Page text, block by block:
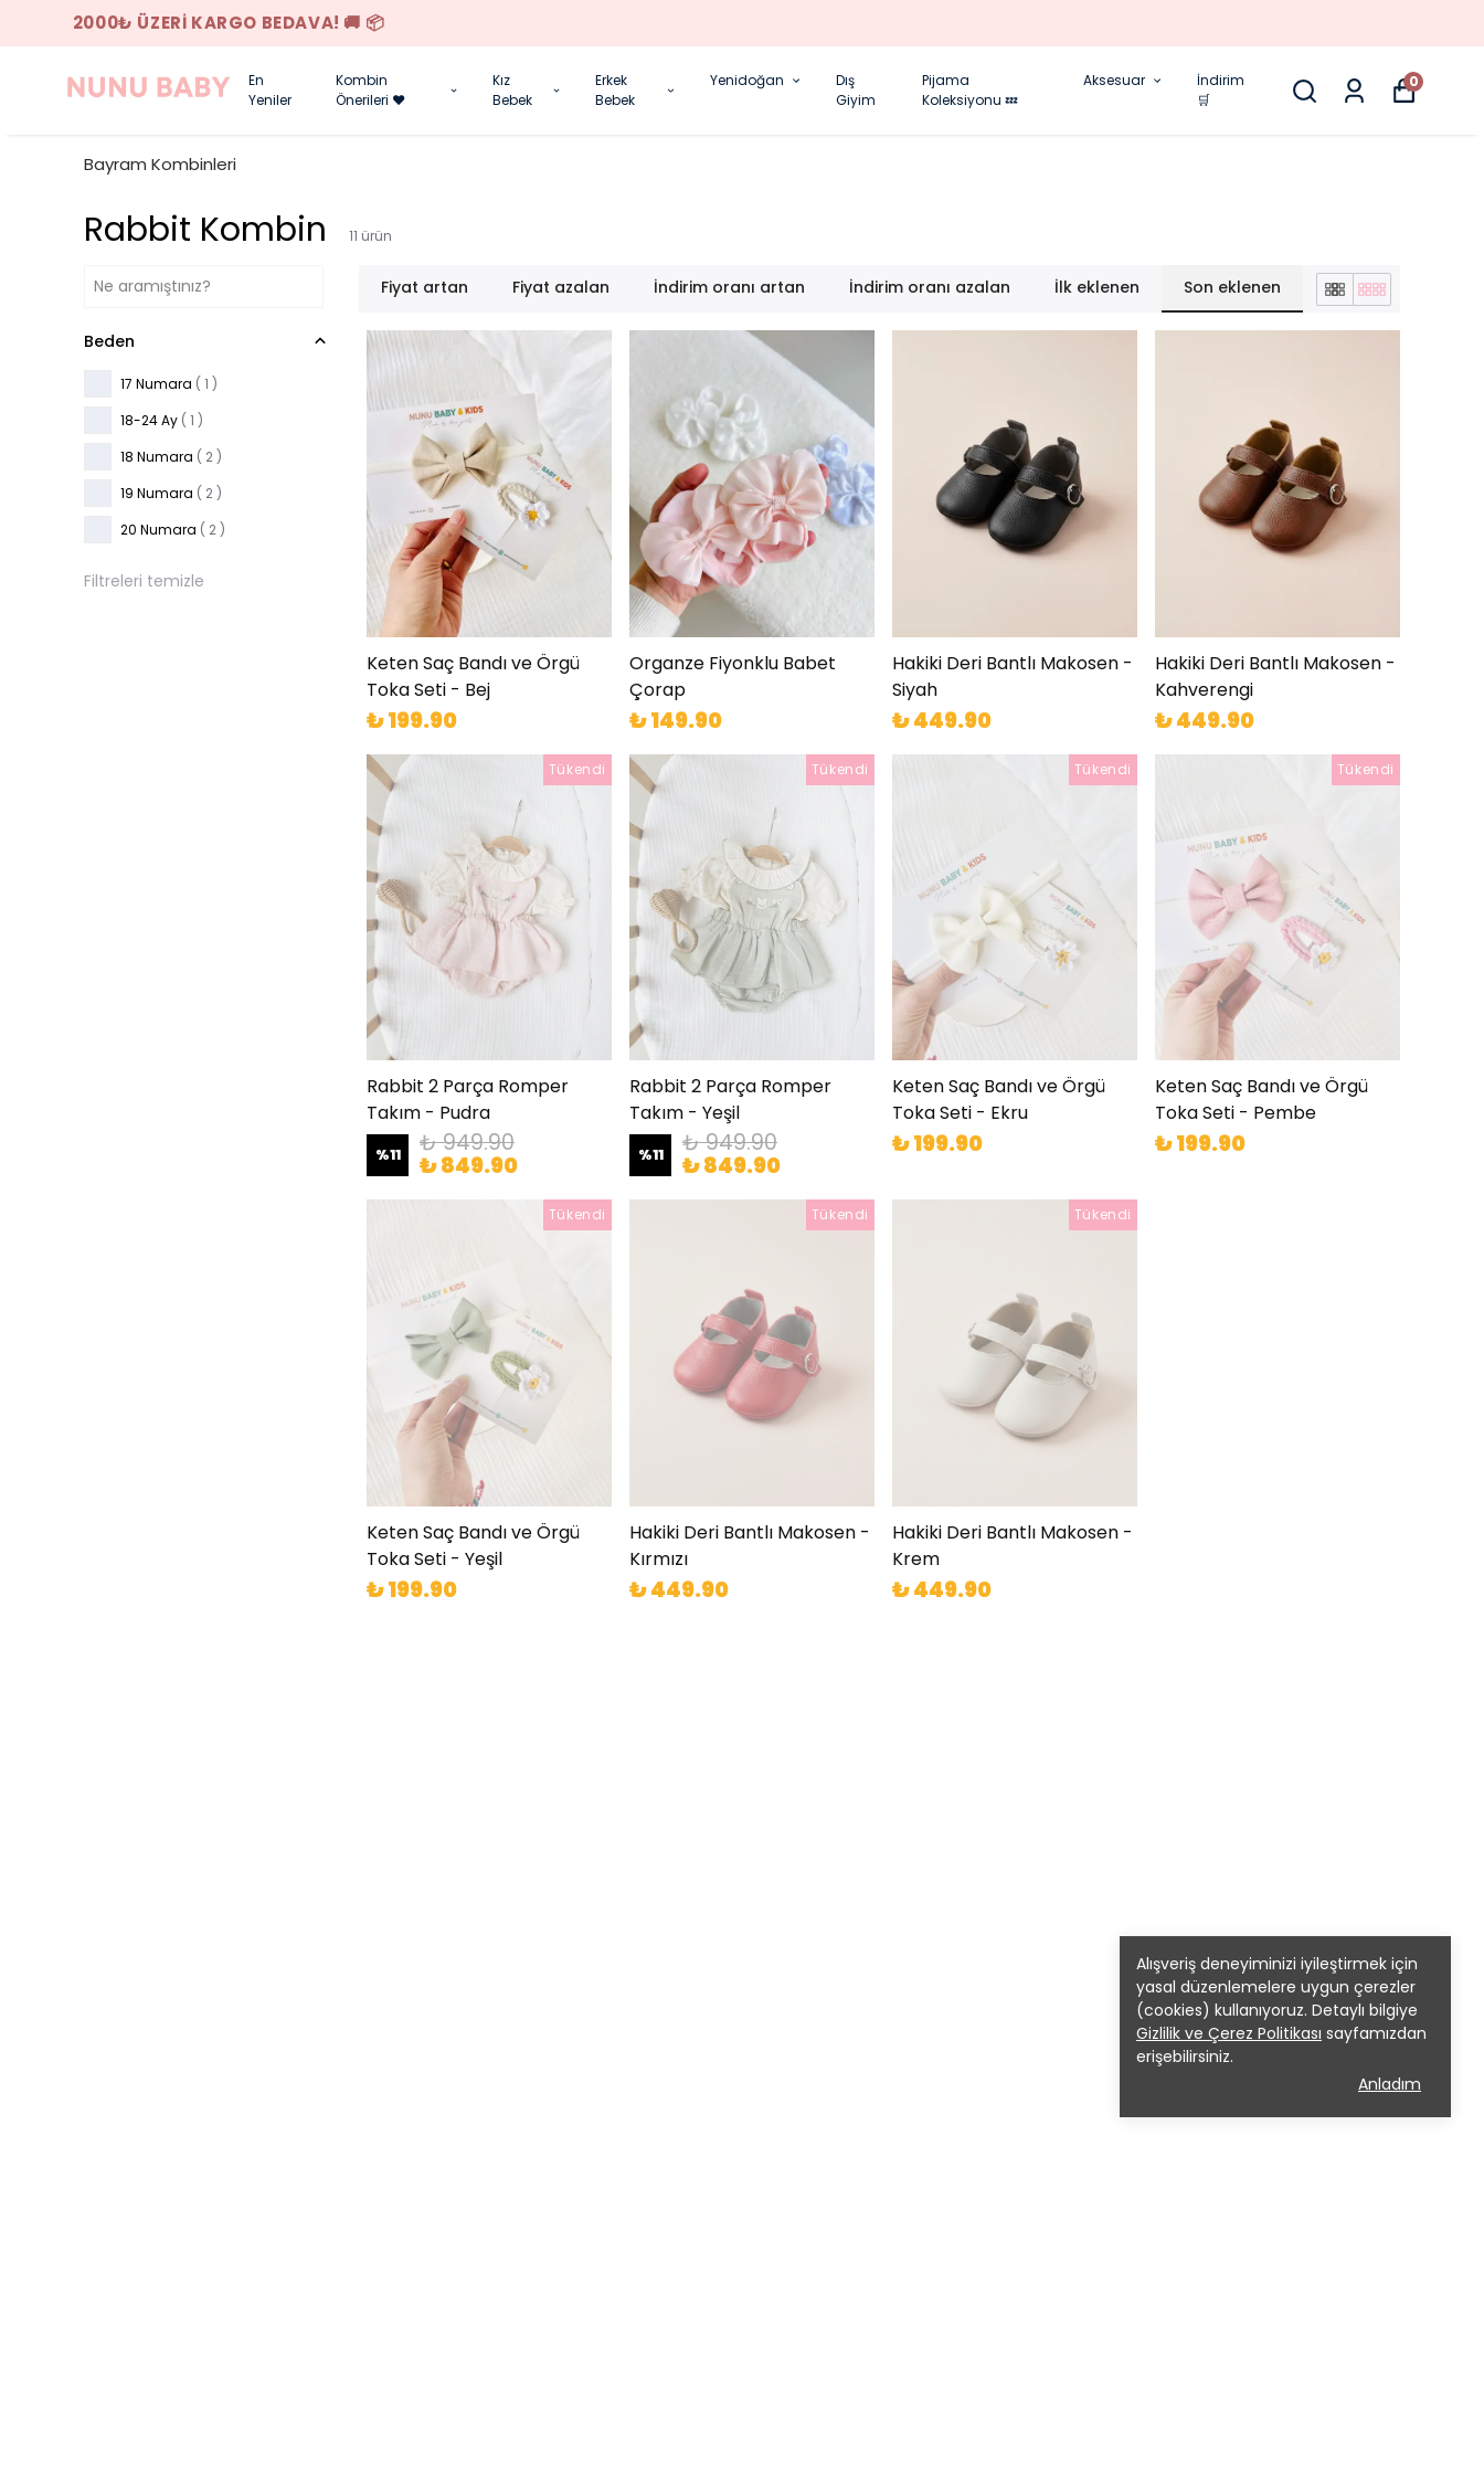
En
Yeniler
Kombin
Önerileri ❤️
Kız
Bebek
Erkek
Bebek
Yenidoğan
Dış
Giyim
Pijama
Koleksiyonu 💤
Aksesuar
İndirim
🛒
0
Alışveriş deneyiminizi iyileştirmek için
yasal düzenlemelere uygun çerezler
(cookies) kullanıyoruz. Detaylı bilgiye
Gizlilik ve Çerez Politikası sayfamızdan
erişebilirsiniz.
Anladım
Bayram Kombinleri
Rabbit Kombin 11 ürün
Fiyat artan Fiyat azalan İndirim oranı artan İndirim oranı azalan İlk eklenen Son eklenen
Beden
17 Numara ( 1 )
18-24 Ay ( 1 )
18 Numara ( 2 )
19 Numara ( 2 )
20 Numara ( 2 )
Filtreleri temizle
Keten Saç Bandı ve Örgü
Toka Seti - Bej
₺ 199.90
Organze Fiyonklu Babet
Çorap
₺ 149.90
Hakiki Deri Bantlı Makosen -
Siyah
₺ 449.90
Hakiki Deri Bantlı Makosen -
Kahverengi
₺ 449.90
Tükendi
Rabbit 2 Parça Romper
Takım - Pudra
%11 ₺ 949.90
₺ 849.90
Tükendi
Rabbit 2 Parça Romper
Takım - Yeşil
%11 ₺ 949.90
₺ 849.90
Tükendi
Keten Saç Bandı ve Örgü
Toka Seti - Ekru
₺ 199.90
Tükendi
Keten Saç Bandı ve Örgü
Toka Seti - Pembe
₺ 199.90
Tükendi
Keten Saç Bandı ve Örgü
Toka Seti - Yeşil
₺ 199.90
Tükendi
Hakiki Deri Bantlı Makosen -
Kırmızı
₺ 449.90
Tükendi
Hakiki Deri Bantlı Makosen -
Krem
₺ 449.90